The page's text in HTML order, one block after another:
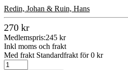
Redin, Johan & Ruin, Hans
270 kr
Medlemspris:245 kr
Inkl moms och frakt
Med frakt Standardfrakt för 0 kr